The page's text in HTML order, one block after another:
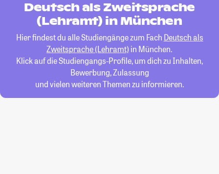
Deutsch als Zweitsprache
(Lehramt) in München
Hier findest du alle Studiengänge zum Fach Deutsch als
Zweitsprache (Lehramt) in München.
Klick auf die Studiengangs-Profile, um dich zu Inhalten,
Bewerbung, Zulassung
und vielen weiteren Themen zu informieren.